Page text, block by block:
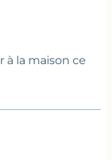
à la maison ce